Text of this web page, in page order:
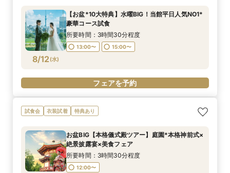
8/11(火 )
8:45〜
8/11(火 )
8:45〜
8/11(火 )
8:45〜
8/11(火 )
13:00〜
15:00〜
16:00〜
17:00〜
8/12(水)
【お盆*10大特典】水曜BIG！当館平日人気NO1*
豪華コース試食
所要時間：3時間30分程度
13:00〜 15:00〜
フェアを予約
試食会 衣装試着 特典あり
お盆BIG【本格儀式殿ツアー】庭園*本格神前式×
絶景披露宴×美食フェア
所要時間：3時間30分程度
12:00〜